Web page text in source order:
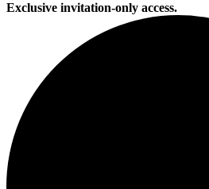
Exclusive invitation-only access.